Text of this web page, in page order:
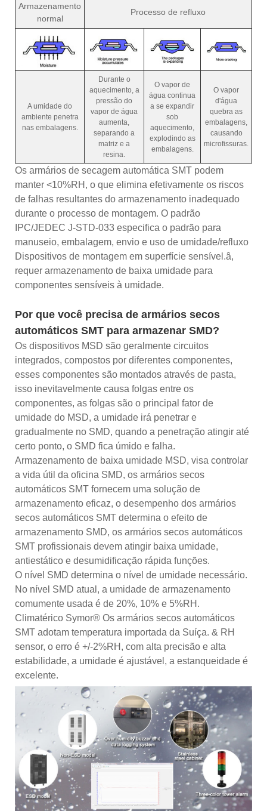
Armazenamento
normal
Processo de refluxo
A umidade do
ambiente penetra
nas embalagens.
Durante o
aquecimento, a
pressão do
vapor de água
aumenta,
separando a
matriz e a
resina.
O vapor de
água continua
a se expandir
sob
aquecimento,
explodindo as
embalagens.
O vapor
d'água
quebra as
embalagens,
causando
microfissuras.
Os armários de secagem automática SMT podem
manter <10%RH, o que elimina efetivamente os riscos
de falhas resultantes do armazenamento inadequado
durante o processo de montagem. O padrão
IPC/JEDEC J-STD-033 especifica o padrão para
manuseio, embalagem, envio e uso de umidade/refluxo
Dispositivos de montagem em superfície sensível.â,
requer armazenamento de baixa umidade para
componentes sensíveis à umidade.
Por que você precisa de armários secos
automáticos SMT para armazenar SMD?
Os dispositivos MSD são geralmente circuitos
integrados, compostos por diferentes componentes,
esses componentes são montados através de pasta,
isso inevitavelmente causa folgas entre os
componentes, as folgas são o principal fator de
umidade do MSD, a umidade irá penetrar e
gradualmente no SMD, quando a penetração atingir até
certo ponto, o SMD fica úmido e falha.
Armazenamento de baixa umidade MSD, visa controlar
a vida útil da oficina SMD, os armários secos
automáticos SMT fornecem uma solução de
armazenamento eficaz, o desempenho dos armários
secos automáticos SMT determina o efeito de
armazenamento SMD, os armários secos automáticos
SMT profissionais devem atingir baixa umidade,
antiestático e desumidificação rápida funções.
O nível SMD determina o nível de umidade necessário.
No nível SMD atual, a umidade de armazenamento
comumente usada é de 20%, 10% e 5%RH.
Climatérico Symor® Os armários secos automáticos
SMT adotam temperatura importada da Suíça. & RH
sensor, o erro é +/-2%RH, com alta precisão e alta
estabilidade, a umidade é ajustável, a estanqueidade é
excelente.